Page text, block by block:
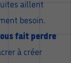
aillent
besoin.
fait perdre
à créer